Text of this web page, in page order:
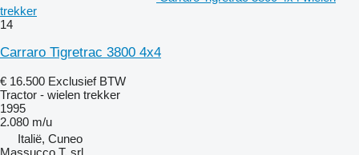
trekker
14
Carraro Tigretrac 3800 4x4
€ 16.500 Exclusief BTW
Tractor - wielen trekker
1995
2.080 m/u
Italië, Cuneo
Massucco T. srl